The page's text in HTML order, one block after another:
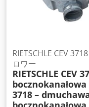
RIETSCHLE CEV
ロワー
RIETSCHLE CEV
bocznokanałowa
3718 –